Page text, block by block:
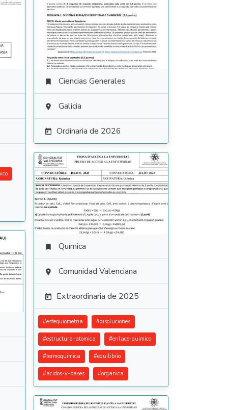
 Ciencias Generales
 Galicia
 Ordinaria de 2026
 Química
 Comunidad Valenciana
 Extraordinaria de 2025
#estequiometria #disoluciones
#estructura-atomica #enlace-quimico
#termoquimica #equilibrio
#acidos-y-bases #organica